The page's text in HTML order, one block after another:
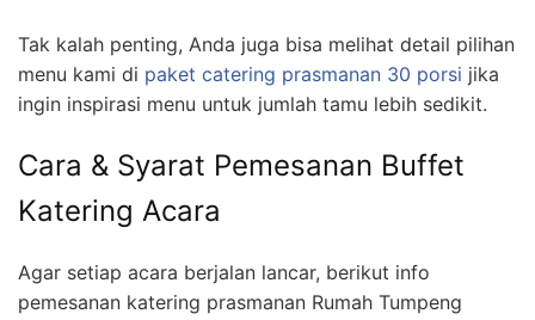
Tak kalah penting, Anda juga bisa melihat detail pilihan
menu kami di paket catering prasmanan 30 porsi jika
ingin inspirasi menu untuk jumlah tamu lebih sedikit.
Cara & Syarat Pemesanan Buffet
Katering Acara
Agar setiap acara berjalan lancar, berikut info
pemesanan katering prasmanan Rumah Tumpeng